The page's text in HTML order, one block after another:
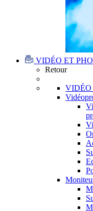
VIDÉO ET
Retour
VIDÉO